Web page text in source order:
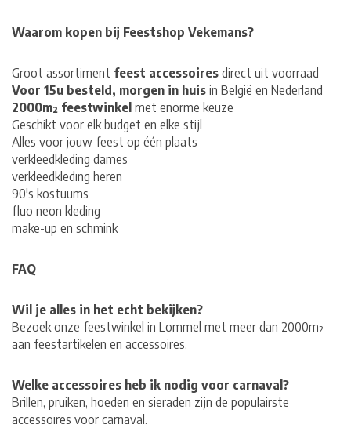
Waarom kopen bij Feestshop Vekemans?
Groot assortiment feest accessoires direct uit voorraad
Voor 15u besteld, morgen in huis in België en Nederland
2000m² feestwinkel met enorme keuze
Geschikt voor elk budget en elke stijl
Alles voor jouw feest op één plaats
verkleedkleding dames
verkleedkleding heren
90's kostuums
fluo neon kleding
make-up en schmink
FAQ
Wil je alles in het echt bekijken?
Bezoek onze feestwinkel in Lommel met meer dan 2000m²
aan feestartikelen en accessoires.
Welke accessoires heb ik nodig voor carnaval?
Brillen, pruiken, hoeden en sieraden zijn de populairste
accessoires voor carnaval.